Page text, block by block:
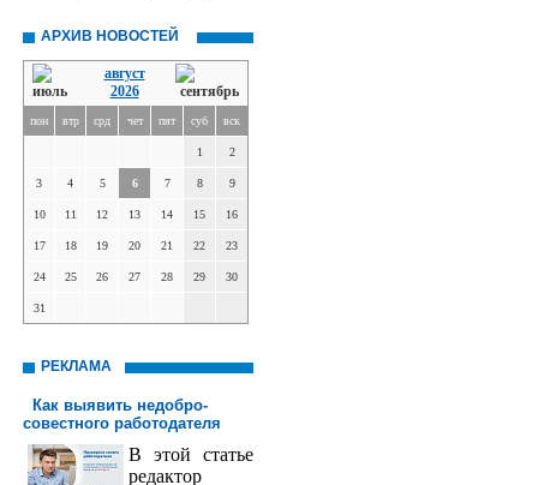
АРХИВ НОВОСТЕЙ
август
2026
пон втр срд чет пят суб вск
1 2
3 4 5 6 7 8 9
10 11 12 13 14 15 16
17 18 19 20 21 22 23
24 25 26 27 28 29 30
31
РЕКЛАМА
Как выявить недобро­
совестного работодателя
В этой статье
редактор